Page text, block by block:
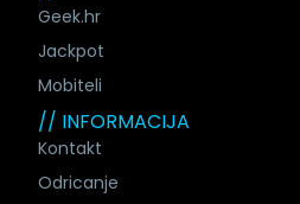
Geek.hr
Jackpot
Mobiteli
// INFORMACIJA
Kontakt
Odricanje